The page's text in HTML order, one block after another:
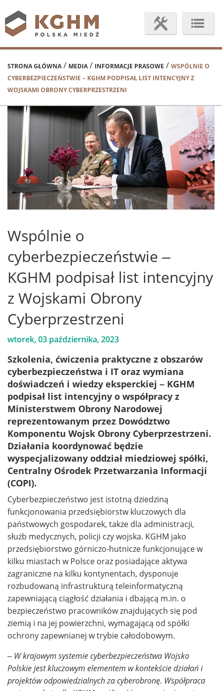
STRONA GŁÓWNA/ MEDIA/ INFORMACJE PRASOWE / WSPÓLNIE O
CYBERBEZPIECZEŃSTWIE – KGHM PODPISAŁ LIST INTENCYJNY Z
WOJSKAMI OBRONY CYBERPRZESTRZENI
Wspólnie o
cyberbezpieczeństwie –
KGHM podpisał list intencyjny
z Wojskami Obrony
Cyberprzestrzeni
wtorek, 03 października, 2023
Szkolenia, ćwiczenia praktyczne z obszarów
cyberbezpieczeństwa i IT oraz wymiana
doświadczeń i wiedzy eksperckiej – KGHM
podpisał list intencyjny o współpracy z
Ministerstwem Obrony Narodowej
reprezentowanym przez Dowództwo
Komponentu Wojsk Obrony Cyberprzestrzeni.
Działania koordynować będzie
wyspecjalizowany oddział miedziowej spółki,
Centralny Ośrodek Przetwarzania Informacji
(COPI).
Cyberbezpieczeństwo jest istotną dziedziną
funkcjonowania przedsiębiorstw kluczowych dla
państwowych gospodarek, także dla administracji,
służb medycznych, policji czy wojska. KGHM jako
przedsiębiorstwo górniczo-hutnicze funkcjonujące w
kilku miastach w Polsce oraz posiadające aktywa
zagraniczne na kilku kontynentach, dysponuje
rozbudowaną infrastrukturą teleinformatyczną
zapewniającą ciągłość działania i dbającą m.in. o
bezpieczeństwo pracowników znajdujących się pod
ziemią i na jej powierzchni, wymagającą od spółki
ochrony zapewnianej w trybie całodobowym.
– W krajowym systemie cyberbezpieczeństwa Wojsko
Polskie jest kluczowym elementem w kontekście działań i
projektów odpowiedzialnych za cyberobronę. Współpraca